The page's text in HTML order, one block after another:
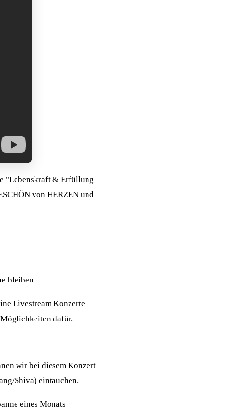
"Lebenskraft & Erfüllung
von HERZEN und
bleiben.
Livestream Konzerte
dafür.
wir bei diesem Konzert
Shiva) eintauchen.
eines Monats